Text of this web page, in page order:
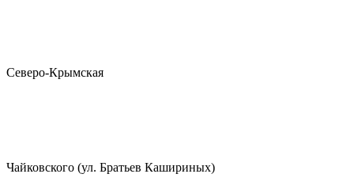
Северо-Крымская
Чайковского (ул. Братьев Кашириных)